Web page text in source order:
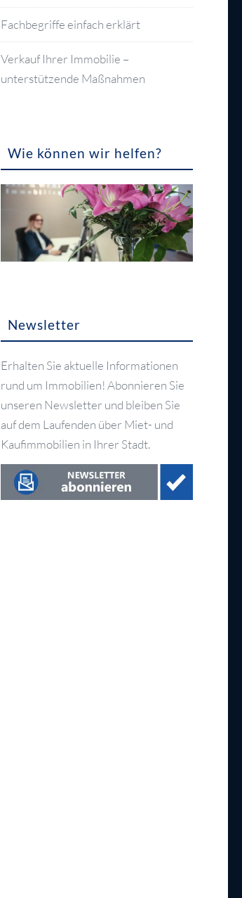
Fachbegriffe einfach erklärt
Verkauf Ihrer Immobilie –
unterstützende Maßnahmen
Wie können wir helfen?
Newsletter
Erhalten Sie aktuelle Informationen
rund um Immobilien! Abonnieren Sie
unseren Newsletter und bleiben Sie
auf dem Laufenden über Miet- und
Kaufimmobilien in Ihrer Stadt.